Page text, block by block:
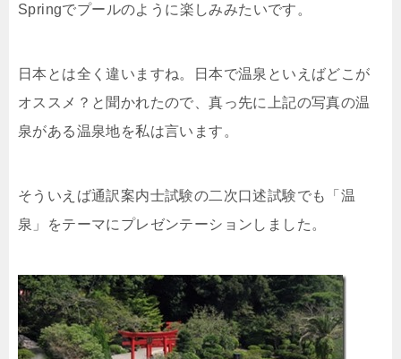
Springでプールのように楽しみみたいです。
日本とは全く違いますね。日本で温泉といえばどこが
オススメ？と聞かれたので、真っ先に上記の写真の温
泉がある温泉地を私は言います。
そういえば通訳案内士試験の二次口述試験でも「温
泉」をテーマにプレゼンテーションしました。